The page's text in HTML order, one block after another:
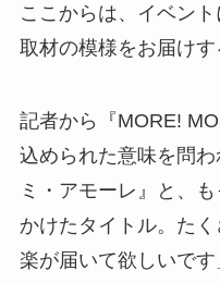
ここからは、イベン
取材の模様をお届けす
記者から『MORE!
込められた意味を問わ
ミ・アモーレ』と、
かけたタイトル。た
楽が届いて欲しいで